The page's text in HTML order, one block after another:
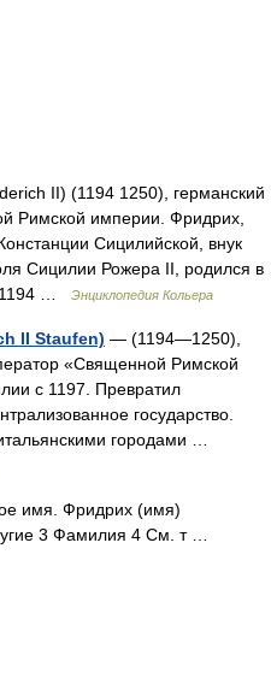
II) (1194 1250), германский
Римской империи. Фридрих,
Сицилийской, внук
Сицилии Рожера II, родился в
1194 …
Энциклопедия Кольера
II Staufen) — (1194—1250),
«Священной Римской
с 1197. Превратил
государство.
городами …
имя. Фридрих (имя)
3 Фамилия 4 См. т …